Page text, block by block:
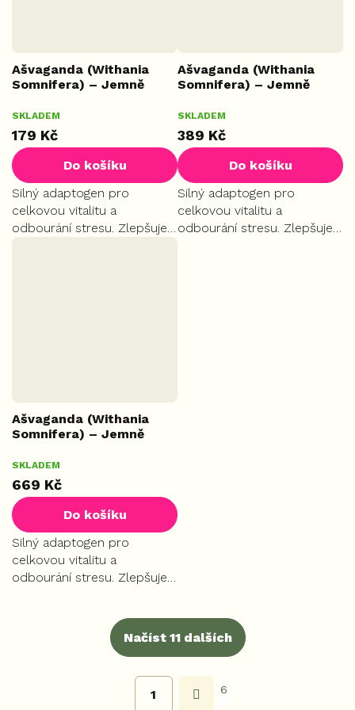
Ašvaganda (Withania
Somnifera) – Jemně
MINI
hodnocení
produktu
je
5,0
z
5
hvězdiček.
SKLADEM
179 Kč
Do košíku
Silný adaptogen pro
celkovou vitalitu a
odbourání stresu. Zlepšuje
kvalitu spánku, zklidňuje
Ašvaganda (Withania
Somnifera) – Jemně
PLUS
SKLADEM
389 Kč
Do košíku
Silný adaptogen pro
celkovou vitalitu a
odbourání stresu. Zlepšuje
Ašvaganda (Withania
Somnifera) – Jemně
MAX
SKLADEM
669 Kč
Do košíku
Silný adaptogen pro
celkovou vitalitu a
odbourání stresu. Zlepšuje
O
Načíst 11 dalších
t
1 6